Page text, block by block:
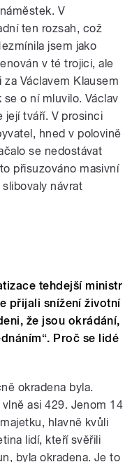
V
ten rozsah, což
jsem jako
v té trojici, ale
Václavem Klausem
o ní mluvilo. Václav
její tváří. V prosinci
hned v polovině
se nedostávat
přisuzováno masivní
návrat
tehdejší ministr
přijali snížení životní
že jsou okrádání,
Proč se lidé
okradena byla.
asi 429. Jenom 14
hlavně kvůli
lidí, kteří svěřili
byla okradena. Je to